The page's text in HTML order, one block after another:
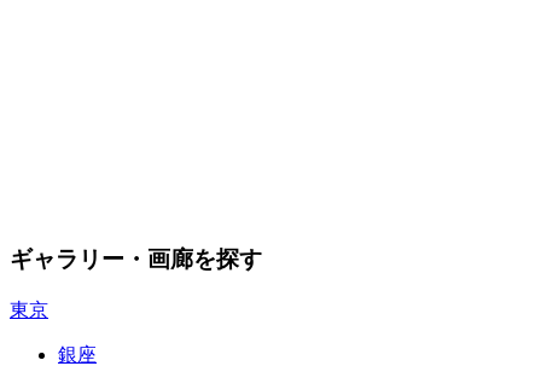
ギャラリー・画廊を探す
東京
銀座